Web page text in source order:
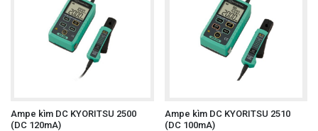
Ampe kìm DC KYORITSU 2500
(DC 120mA)
Ampe kìm DC KYORITSU 2510
(DC 100mA)